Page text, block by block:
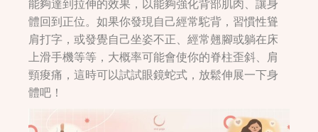
能夠達到拉伸的效果，以能夠強化背部肌肉、讓身
體回到正位。如果你發現自己經常駝背，習慣性聳
肩打字，或發覺自己坐姿不正、經常翹腳或躺在床
上滑手機等等，大概率可能會使你的脊柱歪斜、肩
頸痠痛，這時可以試試眼鏡蛇式，放鬆伸展一下身
體吧！